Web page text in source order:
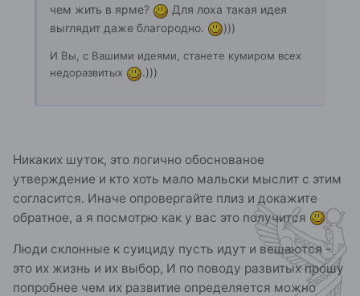
чем жить в ярме?
Для лоха такая идея
выглядит даже благородно.
)))
И Вы, с Вашими идеями, станете кумиром всех
недоразвитых
.)))
Никаких шуток, это логично обоснованое
утверждение и кто хоть мало мальски мыслит с этим
согласится. Иначе опровергайте плиз и докажите
обратное, а я посмотрю как у вас это получится
Люди склонные к суициду пусть идут и вешаются -
это их жизнь и их выбор, И по поводу развитых прошу
попробнее чем их развитие определяется можно